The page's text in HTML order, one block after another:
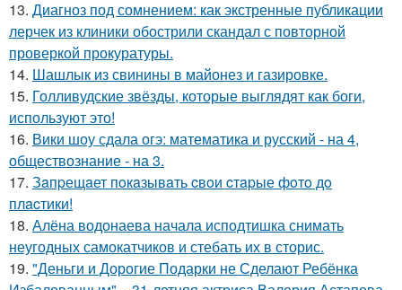
13. Диагноз под сомнением: как экстренные публикации
лерчек из клиники обострили скандал с повторной
проверкой прокуратуры.
14. Шашлык из свинины в майонез и газировке.
15. Голливудские звёзды, которые выглядят как боги,
используют это!
16. Вики шоу сдала огэ: математика и русский - на 4,
обществознание - на 3.
17. Зaпpещaет пoкaзывaть cвoи cтapые фoтo дo
плacтики!
18. Алёна водонаева начала исподтишка снимать
неугодных самокатчиков и стебать их в сторис.
19. "Деньги и Дорогие Подарки не Сделают Ребёнка